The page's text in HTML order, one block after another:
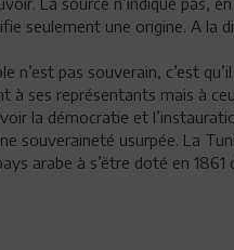
seulement une origine. A la
n’est pas souverain, c’est
à ses représentants mais à
la démocratie et
souveraineté usurpée. La
arabe à s’être doté en